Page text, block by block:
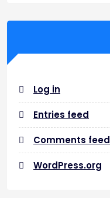
Log in
Entries feed
Comments feed
WordPress.org